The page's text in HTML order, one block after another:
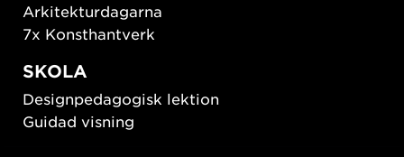
Arkitekturdagarna
7x Konsthantverk
SKOLA
Designpedagogisk lektion
Guidad visning